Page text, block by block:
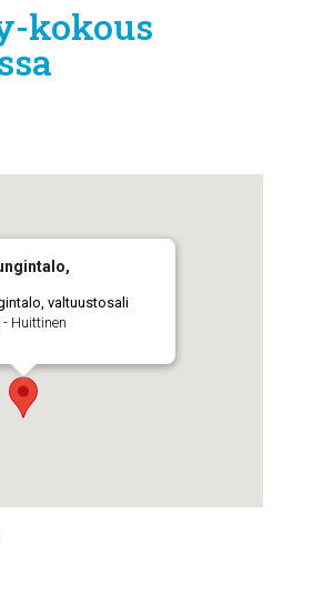
kokous
valtuustosali
Huittinen